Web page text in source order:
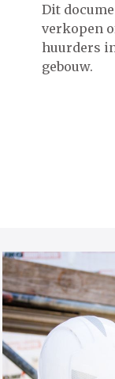
​​​​​​​Dit
verkopen
huurders
gebouw.